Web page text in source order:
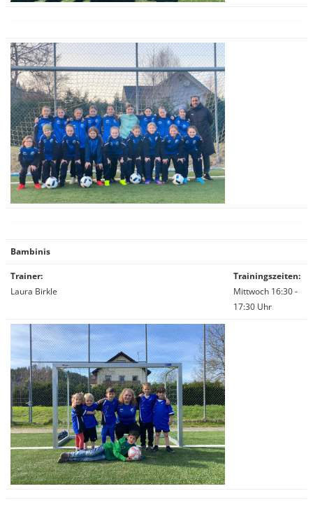
Bambinis
Trainer:
Laura Birkle
Trainingszeiten:
Mittwoch 16:30 -
17:30 Uhr